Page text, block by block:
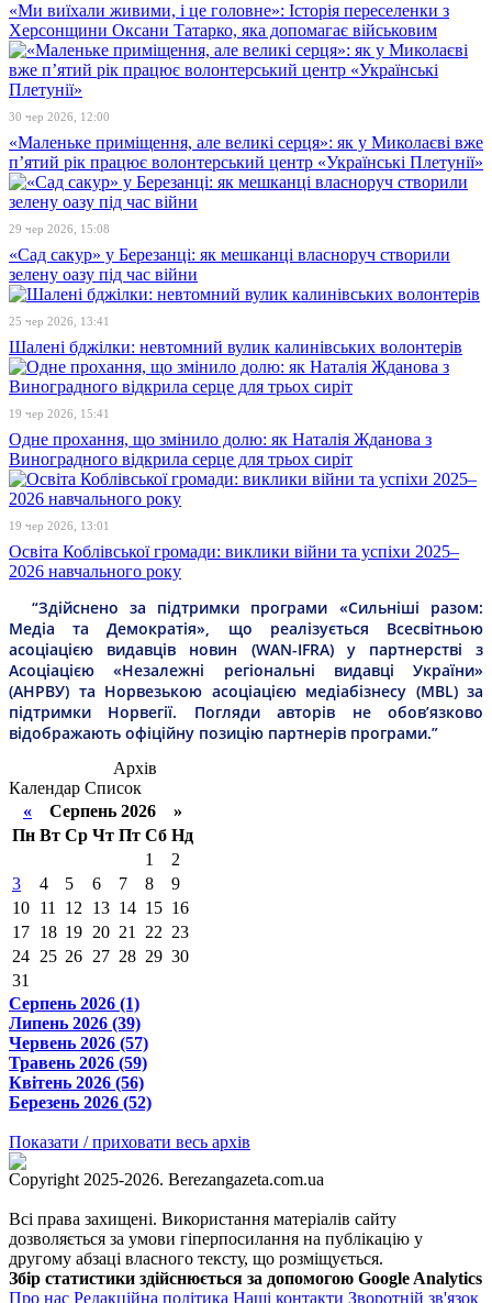
«Ми виїхали живими, і це головне»: Історія переселенки з
Херсонщини Оксани Татарко, яка допомагає військовим
30 чер 2026, 12:00
«Маленьке приміщення, але великі серця»: як у Миколаєві вже
п’ятий рік працює волонтерський центр «Українські Плетунії»
29 чер 2026, 15:08
«Сад сакур» у Березанці: як мешканці власноруч створили
зелену оазу під час війни
25 чер 2026, 13:41
Шалені бджілки: невтомний вулик калинівських волонтерів
19 чер 2026, 15:41
Одне прохання, що змінило долю: як Наталія Жданова з
Виноградного відкрила серце для трьох сиріт
19 чер 2026, 13:01
Освіта Коблівської громади: виклики війни та успіхи 2025–
2026 навчального року
“Здійснено за підтримки програми «Сильніші разом:
Медіа та Демократія», що реалізується Всесвітньою
асоціацією видавців новин (WAN-IFRA) у партнерстві з
Асоціацією «Незалежні регіональні видавці України»
(АНРВУ) та Норвезькою асоціацією медіабізнесу (MBL) за
підтримки Норвегії. Погляди авторів не обов’язково
відображають офіційну позицію партнерів програми.”
Архів
Календар Список
« Серпень 2026 »
Пн Вт Ср Чт Пт Сб Нд
1
2
3
4 5 6 7 8
9
10 11 12 13 14 15 16
17 18 19 20 21 22 23
24 25 26 27 28 29 30
31
Серпень 2026 (1)
Липень 2026 (39)
Червень 2026 (57)
Травень 2026 (59)
Квітень 2026 (56)
Березень 2026 (52)
Показати / приховати весь архів
Copyright 2025-2026. Berezangazeta.com.ua
Всі права захищені. Використання матеріалів сайту
дозволяється за умови гіперпосилання на публікацію у
другому абзаці власного тексту, що розміщується.
Збір статистики здійснюється за допомогою Google Analytics
Про нас Редакційна політика Наші контакти Зворотній зв'язок